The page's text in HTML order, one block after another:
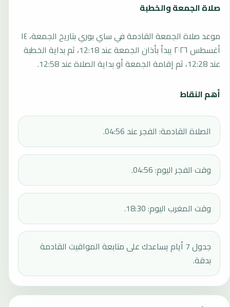
صلاة الجمعة والخطبة
موعد صلاة الجمعة القادمة في ساي بوري بتاريخ الجمعة، ١٤
أغسطس ٢٠٢٦ يبدأ بأذان الجمعة عند 12:18، ثم بداية الخطبة
عند 12:28، ثم إقامة الجمعة أو بداية الصلاة عند 12:58.
أهم النقاط
الصلاة القادمة: الفجر عند 04:56.
وقت الفجر اليوم: 04:56.
وقت المغرب اليوم: 18:30.
جدول 7 أيام يساعدك على متابعة المواقيت القادمة
بدقة.